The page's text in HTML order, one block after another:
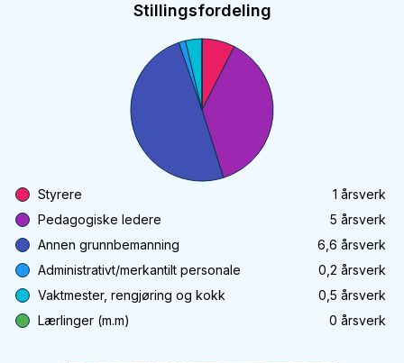
Stillingsfordeling
Styrere 1 årsverk
Pedagogiske ledere
5 årsverk
Annen grunnbemanning
6,6 årsverk
Administrativt/merkantilt personale
0,2 årsverk
Vaktmester, rengjøring og kokk
0,5 årsverk
Lærlinger (m.m)
0 årsverk